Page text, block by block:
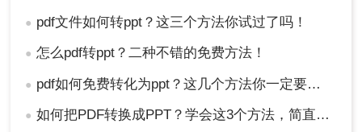
● pdf文件如何转ppt？这三个方法你试过了吗！
● 怎么pdf转ppt？二种不错的免费方法！
● pdf如何免费转化为ppt？这几个方法你一定要知道！
● 如何把PDF转换成PPT？学会这3个方法，简直不要太好用！